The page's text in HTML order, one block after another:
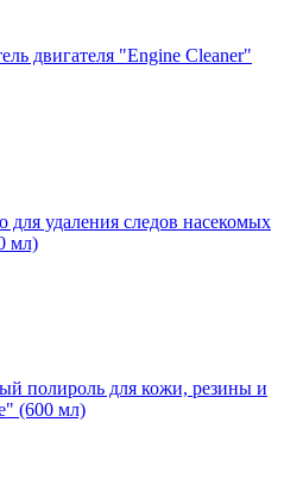
двигателя "Engine Cleaner"
для удаления следов насекомых
мл)
полироль для кожи, резины и
(600 мл)